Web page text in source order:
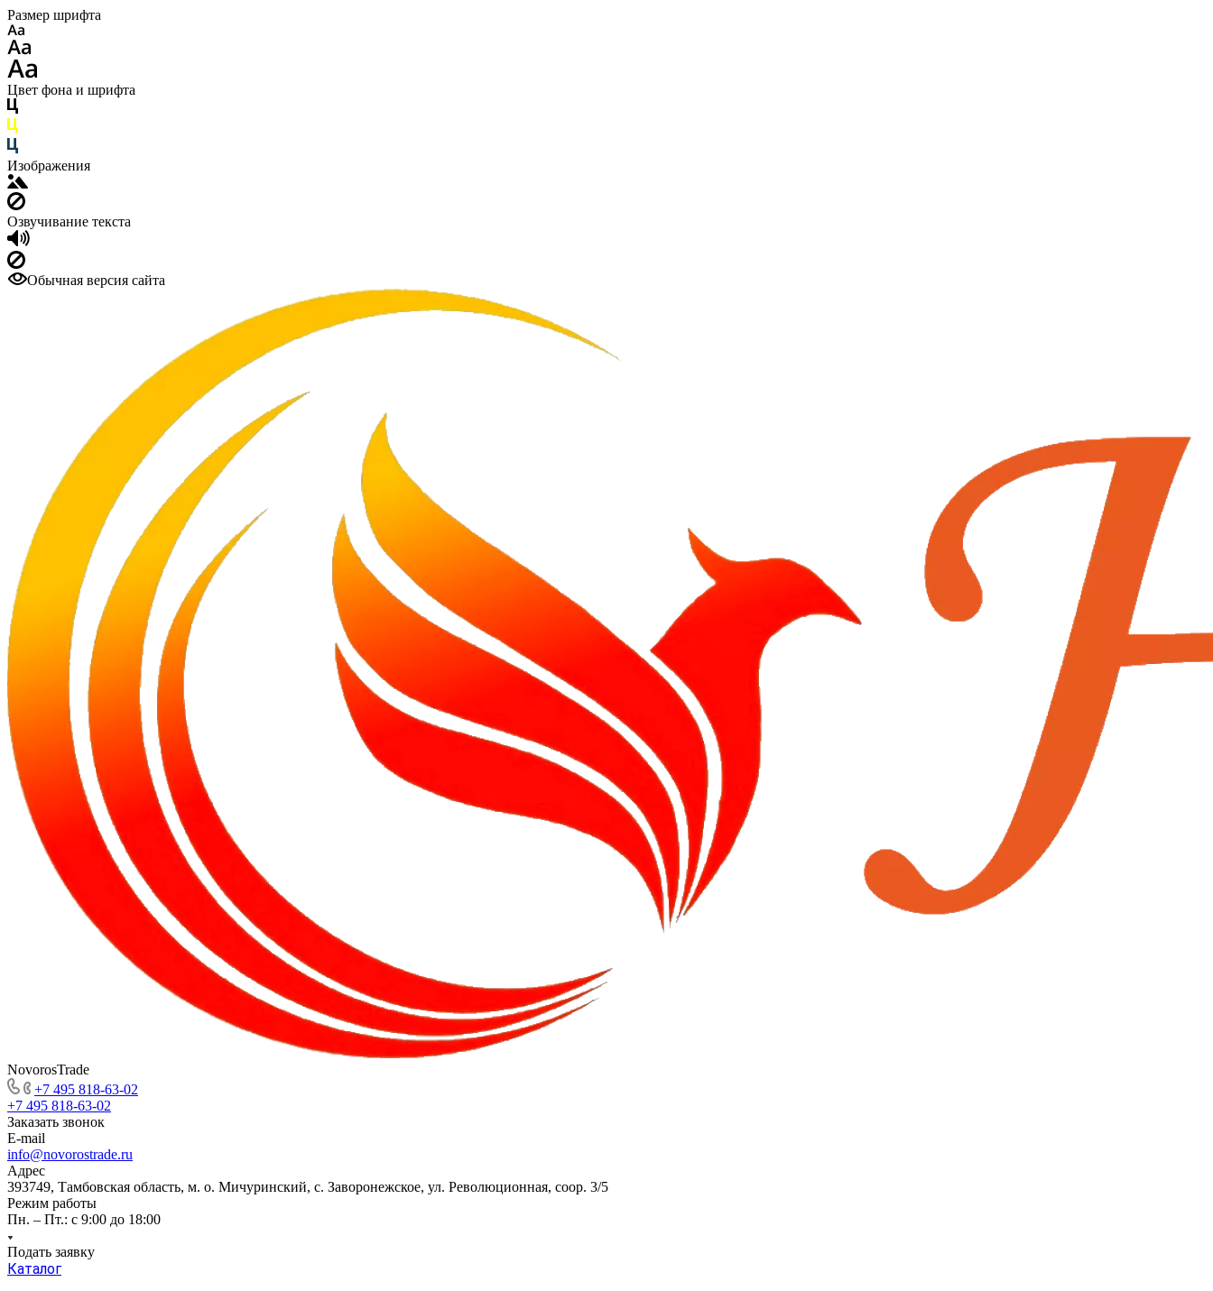
Размер шрифта
Цвет фона и шрифта
Изображения
Озвучивание текста
Обычная версия сайта
NovorosTrade
+7 495 818-63-02
+7 495 818-63-02
Заказать звонок
E-mail
info@novorostrade.ru
Адрес
393749, Тамбовская область, м. о. Мичуринский, с. Заворонежское, ул. Революционная, соор. 3/5
Режим работы
Пн. – Пт.: с 9:00 до 18:00
Подать заявку
Каталог